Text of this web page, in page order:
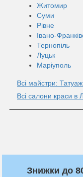
Житомир
Суми
Рівне
Івано-
Тернопіль
Луцьк
Маріуполь
Всі майстри:
Всі салони краси в
Знижки до